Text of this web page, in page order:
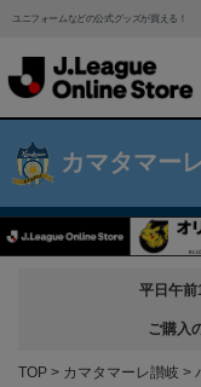
ユニフォームなどの公式グッズが買える！
カマタマー
平日午前
ご購入
TOP カマタマーレ讃岐